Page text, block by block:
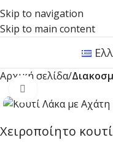
Skip to navigation
Skip to main content
Αρχική σελίδα
Χειροποίητο